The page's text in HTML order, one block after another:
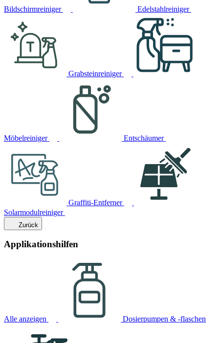
Bildschirmreiniger Edelstahlreiniger
Grabsteinreiniger
Möbelreiniger Entschäumer
Graffiti-Entferner
Solarmodulreiniger
Zurück
Applikationshilfen
Alle anzeigen Dosierpumpen & -flaschen